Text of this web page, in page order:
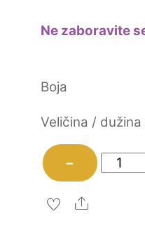
Ne zaboravite
Boja
Veličina / dužina
−
Vesta
chanel
Share